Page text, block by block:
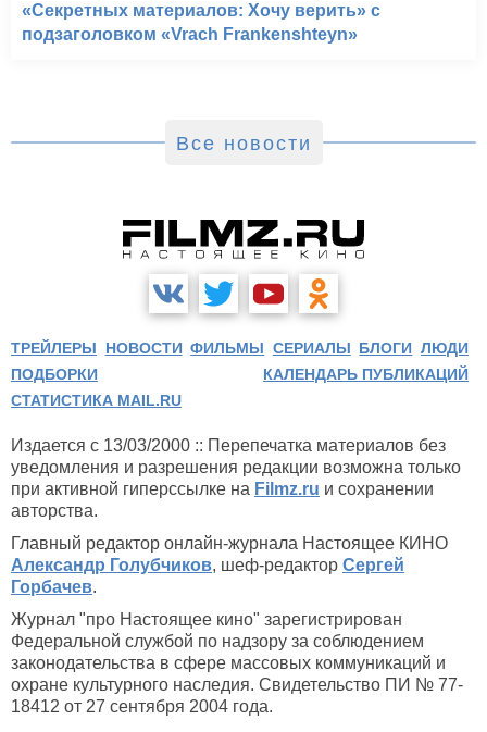
«Секретных материалов: Хочу верить» с
подзаголовком «Vrach Frankenshteyn»
Все новости
ТРЕЙЛЕРЫ НОВОСТИ ФИЛЬМЫ СЕРИАЛЫ БЛОГИ ЛЮДИ
ПОДБОРКИ
КАЛЕНДАРЬ ПУБЛИКАЦИЙ
СТАТИСТИКА MAIL.RU
Издается с 13/03/2000 :: Перепечатка материалов без
уведомления и разрешения редакции возможна только
при активной гиперссылке на Filmz.ru и сохранении
авторства.
Главный редактор онлайн-журнала Настоящее КИНО
Александр Голубчиков, шеф-редактор Сергей
Горбачев.
Журнал "про Настоящее кино" зарегистрирован
Федеральной службой по надзору за соблюдением
законодательства в сфере массовых коммуникаций и
охране культурного наследия. Свидетельство ПИ № 77-
18412 от 27 сентября 2004 года.